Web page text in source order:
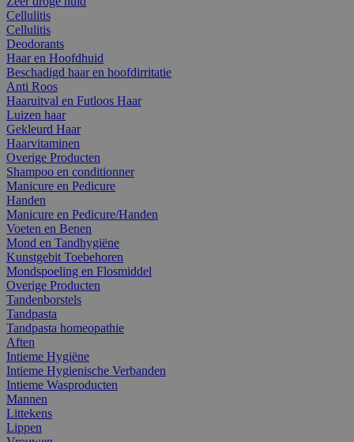
Cellulitis
Cellulitis
Deodorants
Haar en Hoofdhuid
Beschadigd haar en hoofdirritatie
Anti Roos
Haaruitval en Futloos Haar
Luizen haar
Gekleurd Haar
Haarvitaminen
Overige Producten
Shampoo en conditionner
Manicure en Pedicure
Handen
Manicure en Pedicure/Handen
Voeten en Benen
Mond en Tandhygiëne
Kunstgebit Toebehoren
Mondspoeling en Flosmiddel
Overige Producten
Tandenborstels
Tandpasta
Tandpasta homeopathie
Aften
Intieme Hygiëne
Intieme Hygienische Verbanden
Intieme Wasproducten
Mannen
Littekens
Lippen